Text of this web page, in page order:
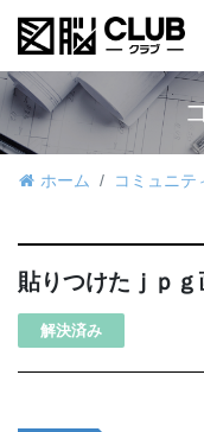
ホーム コミュニテ
貼りつけたｊｐ
解決済み